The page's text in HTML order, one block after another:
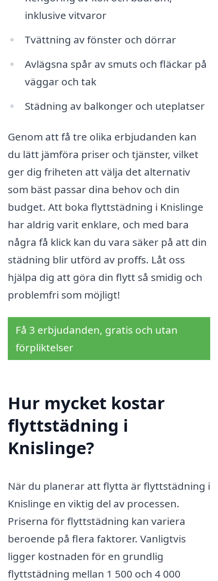
inklusive vitvaror
Tvättning av fönster och dörrar
Avlägsna spår av smuts och fläckar på
väggar och tak
Städning av balkonger och uteplatser
Genom att få tre olika erbjudanden kan
du lätt jämföra priser och tjänster, vilket
ger dig friheten att välja det alternativ
som bäst passar dina behov och din
budget. Att boka flyttstädning i Knislinge
har aldrig varit enklare, och med bara
några få klick kan du vara säker på att din
städning blir utförd av proffs. Låt oss
hjälpa dig att göra din flytt så smidig och
problemfri som möjligt!
Få 3 erbjudanden, gratis och utan
förpliktelser
Hur mycket kostar
flyttstädning i
Knislinge?
När du planerar att flytta är flyttstädning i
Knislinge en viktig del av processen.
Priserna för flyttstädning kan variera
beroende på flera faktorer. Vanligtvis
ligger kostnaden för en grundlig
flyttstädning mellan 1 500 och 4 000